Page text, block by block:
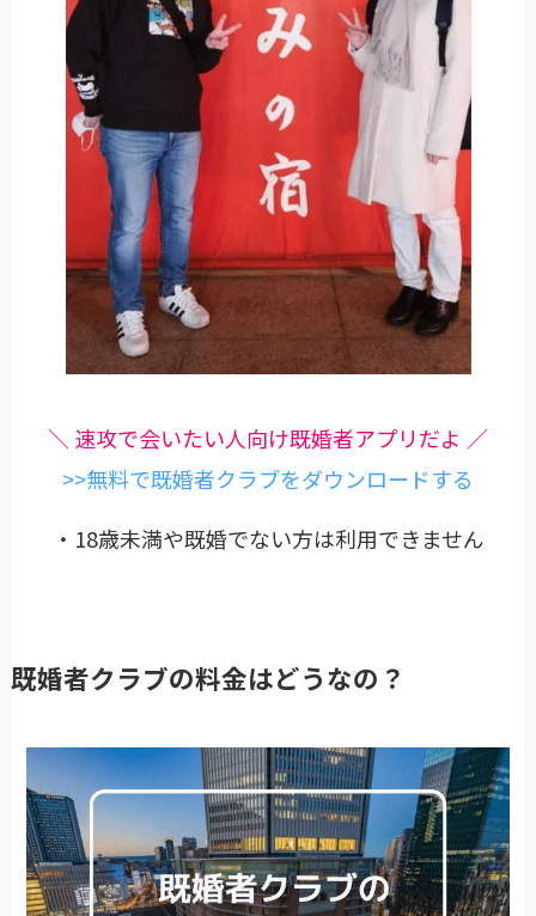
＼ 速攻で会いたい人向け既婚者アプリだよ ／
>>無料で既婚者クラブをダウンロードする
・18歳未満や既婚でない方は利用できません
既婚者クラブの料金はどうなの？